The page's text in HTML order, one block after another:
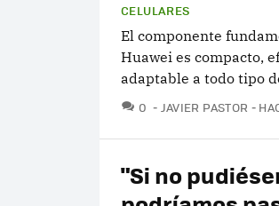
CELULARES
El componente
Huawei es compacto,
adaptable a todo tipo
0 COMENTARIOS
JAVIER PASTOR
"Si no